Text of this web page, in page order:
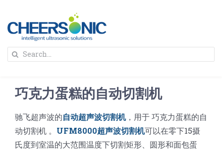
content
解决方案
蛋糕切割机
超声波设备
Search
巧克力蛋糕的自动切割机
驰飞超声波的自动超声波切割机，用于 巧克力蛋糕的自
动切割机 。 UFM8000超声波切割机可以在零下15摄
氏度到室温的大范围温度下切割矩形、圆形和面包蛋